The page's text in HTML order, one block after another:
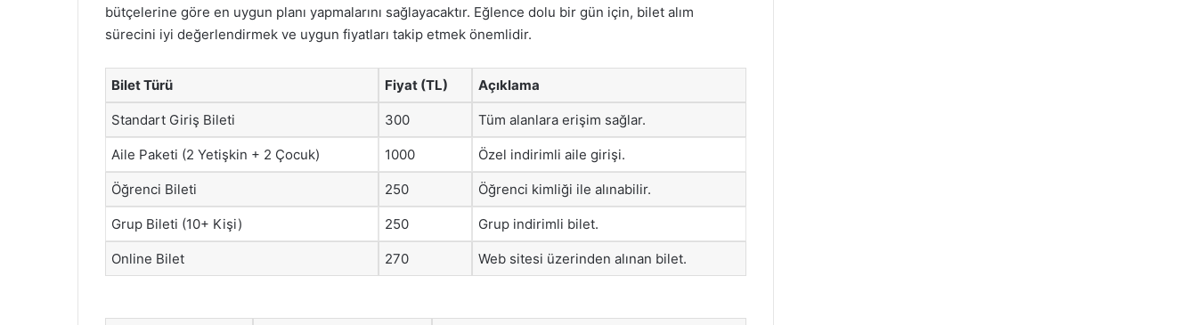
bütçelerine göre en uygun planı yapmalarını sağlayacaktır. Eğlence dolu bir gün için, bilet alım
sürecini iyi değerlendirmek ve uygun fiyatları takip etmek önemlidir.
Bilet Türü Fiyat (TL) Açıklama
Standart Giriş Bileti 300 Tüm alanlara erişim sağlar.
Aile Paketi (2 Yetişkin + 2 Çocuk) 1000 Özel indirimli aile girişi.
Öğrenci Bileti 250 Öğrenci kimliği ile alınabilir.
Grup Bileti (10+ Kişi) 250 Grup indirimli bilet.
Online Bilet 270 Web sitesi üzerinden alınan bilet.